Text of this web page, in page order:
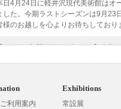
日4月24日に軽井沢現代美術館はオ
した。今期ラストシーズンは9月23
様のお越しを心よりお待ちしており
2025年度 開館日のお知らせ】今期
期の開館期間は終了いたしました。
お客様にご来館いただき、誠にあり
利用案内
Exhibitions
常設展